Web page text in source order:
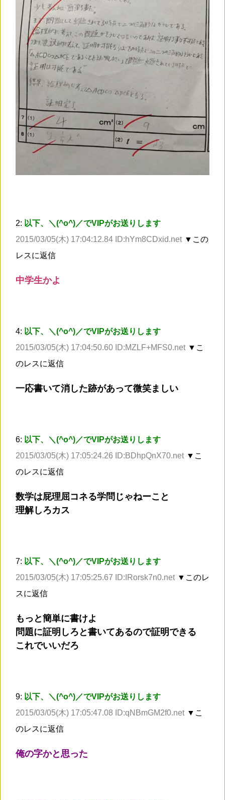
2: 以下、＼(^o^)／でVIPがお送りします
2015/03/05(木) 17:04:12.84 ID:hYm8CDxid.net ▼この
レスに返信
中学生かよ
4: 以下、＼(^o^)／でVIPがお送りします
2015/03/05(木) 17:04:50.60 ID:MZLF+MFS0.net ▼こ
のレスに返信
一応書いて消した跡があって微笑ましい
6: 以下、＼(^o^)／でVIPがお送りします
2015/03/05(木) 17:05:24.26 ID:BDhpQnX70.net ▼こ
のレスに返信
数学は屁理屈コネる学問じゃねーこと
理解しろカス
7: 以下、＼(^o^)／でVIPがお送りします
2015/03/05(木) 17:05:25.67 ID:IRorsk7n0.net ▼このレ
スに返信
もっと簡単に書けよ
問題に証明しろと書いてあるので証明できる
これでいいだろ
9: 以下、＼(^o^)／でVIPがお送りします
2015/03/05(木) 17:05:47.08 ID:qNBmGM2f0.net ▼こ
のレスに返信
俺の字かと思った